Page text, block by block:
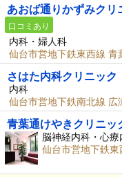
あおば通りかずみクリ
口コミあり
内科・婦人科
仙台市営地下鉄東西線
さはた内科クリニック
内科
仙台市営地下鉄南北線 広
青葉通けやきクリニッ
脳神経内科・心
仙台市営地下鉄